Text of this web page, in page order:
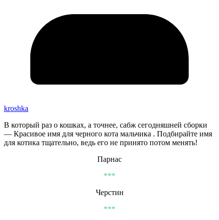
kroshka
В который раз о кошках, а точнее, сабж сегодняшней сборки
— Красивое имя для черного кота мальчика . Подбирайте имя
для котика тщательно, ведь его не принято потом менять!
Парнас
***
Черстин
***